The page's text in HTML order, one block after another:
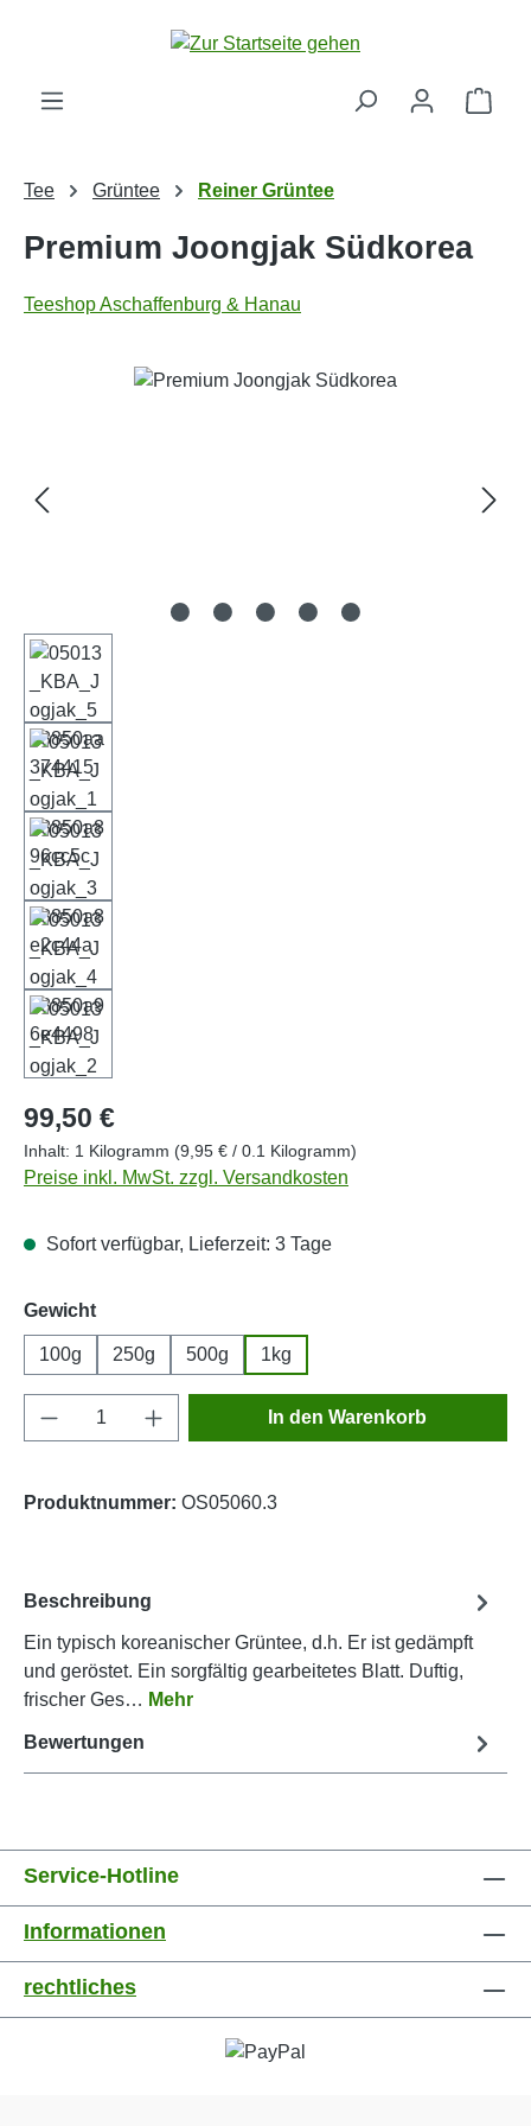
Zum Hauptinhalt springen
Tee Grüntee Reiner Grüntee
Premium Joongjak Südkorea
Teeshop Aschaffenburg & Hanau
Bildergalerie überspringen
Regulärer Preis:
99,50 €
Inhalt: 1 Kilogramm (9,95 € / 0.1 Kilogramm)
Preise inkl. MwSt. zzgl. Versandkosten
Sofort verfügbar, Lieferzeit: 3 Tage
Gewichtauswählen
100g 250g 500g 1kg
Produkt Anzahl: Gib den gewünschten
In den Warenkorb
Produktnummer: OS05060.3
Beschreibung
Ein typisch koreanischer Grüntee, d.h. Er ist gedämpft
und geröstet. Ein sorgfältig gearbeitetes Blatt. Duftig,
frischer Ges… Mehr
Bewertungen
Service-Hotline
Informationen
rechtliches